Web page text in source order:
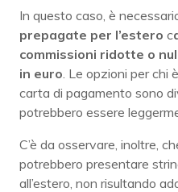
In questo caso, è
prepagate per l’estero c
commissioni ridotte o
in euro . Le opzioni per chi
carta di pagamento sono
potrebbero essere
C’è da osservare, inoltre,
potrebbero presentare
all’estero, non risultando